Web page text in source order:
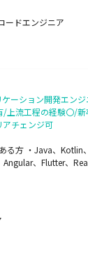
ードエンジニア
ケーション開発エン
上流工程の経験〇/
チェンジ可
る方 ・Java、Kotlin
、Flutter、